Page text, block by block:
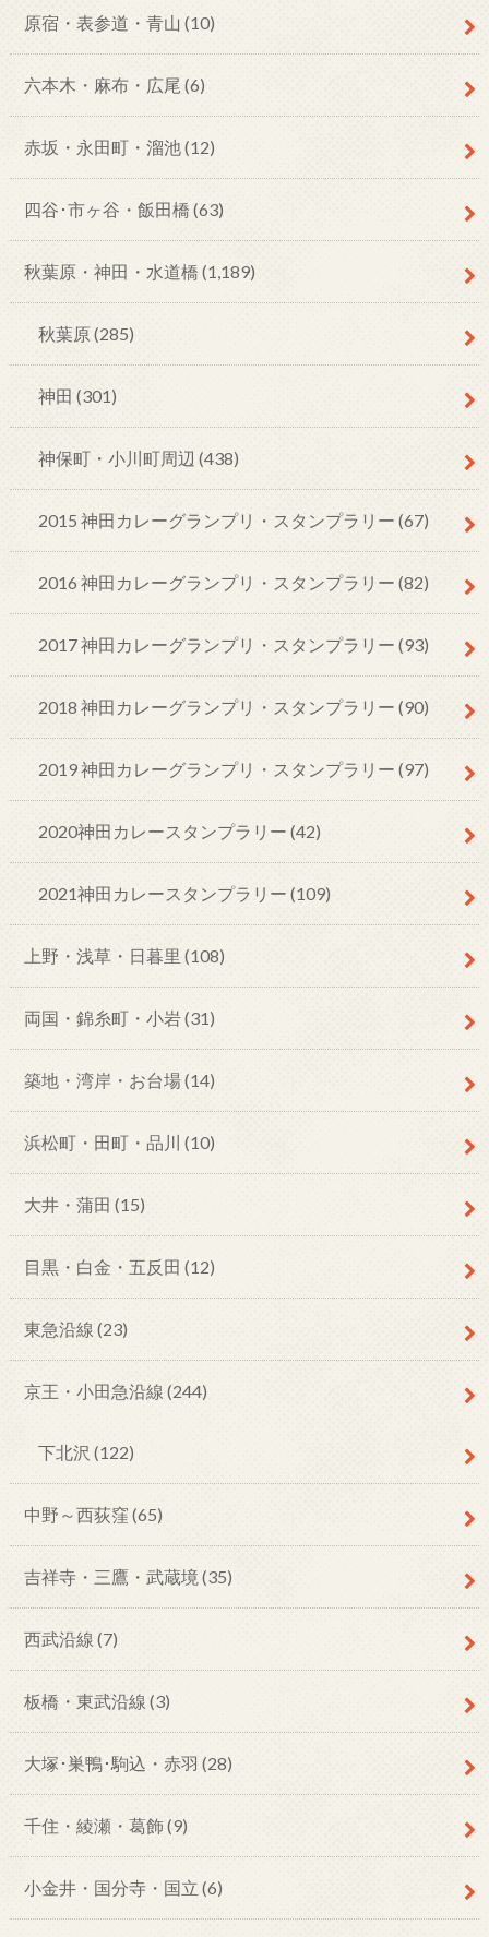
原宿・表参道・青山 (10)
六本木・麻布・広尾 (6)
赤坂・永田町・溜池(12)
四谷･市ヶ谷・飯田橋 (63)
秋葉原・神田・水道橋 (1,189)
秋葉原 (285)
神田 (301)
神保町・小川町周辺 (438)
2015 神田カレーグランプリ・スタンプラリー (67)
2016 神田カレーグランプリ・スタンプラリー (82)
2017 神田カレーグランプリ・スタンプラリー (93)
2018 神田カレーグランプリ・スタンプラリー (90)
2019 神田カレーグランプリ・スタンプラリー (97)
2020神田カレースタンプラリー (42)
2021神田カレースタンプラリー (109)
上野・浅草・日暮里 (108)
両国・錦糸町・小岩(31)
築地・湾岸・お台場(14)
浜松町・田町・品川 (10)
大井・蒲田 (15)
目黒・白金・五反田 (12)
東急沿線 (23)
京王・小田急沿線 (244)
下北沢 (122)
中野～西荻窪 (65)
吉祥寺・三鷹・武蔵境 (35)
西武沿線 (7)
板橋・東武沿線 (3)
大塚･巣鴨･駒込・赤羽 (28)
千住・綾瀬・葛飾(9)
小金井・国分寺・国立 (6)